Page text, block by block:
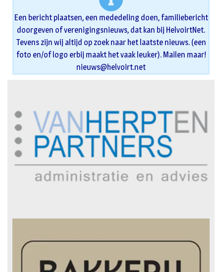
Een bericht plaatsen, een mededeling doen, familiebericht
doorgeven of verenigingsnieuws, dat kan bij HelvoirtNet.
Tevens zijn wij altijd op zoek naar het laatste nieuws. (een
foto en/of logo erbij maakt het vaak leuker). Mailen maar!
nieuws@helvoirt.net